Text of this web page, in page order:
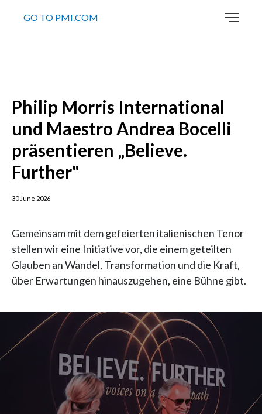
GO TO PMI.COM
Philip Morris International
und Maestro Andrea Bocelli
präsentieren „Believe.
Further"
30 June 2026
Gemeinsam mit dem gefeierten italienischen Tenor
stellen wir eine Initiative vor, die einem geteilten
Glauben an Wandel, Transformation und die Kraft,
über Erwartungen hinauszugehen, eine Bühne gibt.